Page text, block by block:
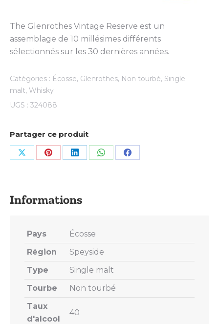
The Glenrothes Vintage Reserve est un
assemblage de 10 millésimes différents
sélectionnés sur les 30 dernières années.
Catégories : Écosse, Glenrothes, Non tourbé, Single
malt, Whisky
UGS : 324088
Partager ce produit
Share Share Share Share Share
Pays
Écosse
Région
Speyside
Type
Single malt
Tourbe
Non tourbé
Taux
d'alcool
40